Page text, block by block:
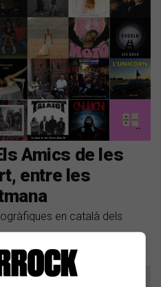
Amics de les
entre les
en català dels